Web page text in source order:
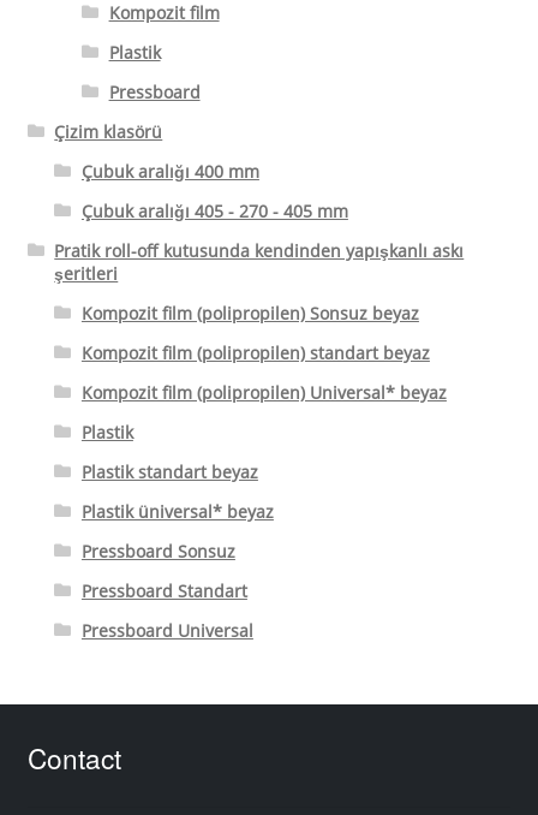
Kompozit film
Plastik
Pressboard
Çizim klasörü
Çubuk aralığı 400 mm
Çubuk aralığı 405 - 270 - 405 mm
Pratik roll-off kutusunda kendinden yapışkanlı askı
şeritleri
Kompozit film (polipropilen) Sonsuz beyaz
Kompozit film (polipropilen) standart beyaz
Kompozit film (polipropilen) Universal* beyaz
Plastik
Plastik standart beyaz
Plastik üniversal* beyaz
Pressboard Sonsuz
Pressboard Standart
Pressboard Universal
Contact